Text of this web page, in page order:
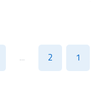
1
2
...